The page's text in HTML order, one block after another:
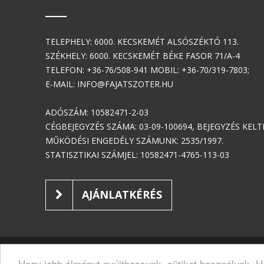
TELEPHELY: 6000. KECSKEMÉT ALSÓSZÉKTÓ 113.
SZÉKHELY: 6000. KECSKEMÉT BÉKE FASOR 71/A-4
TELEFON: +36-76/508-941 MOBIL: +36-70/319-7803;
E-MAIL: INFO@FAJATSZOTER.HU
ADÓSZÁM: 10582471-2-03
CÉGBEJEGYZÉS SZÁMA: 03-09-100694, BEJEGYZÉS
MŰKÖDÉSI ENGEDÉLY SZÁMUNK: 2535/1997.
STATISZTIKAI SZÁMJEL: 10582471-4765-113-03
AJÁNLATKÉRÉS